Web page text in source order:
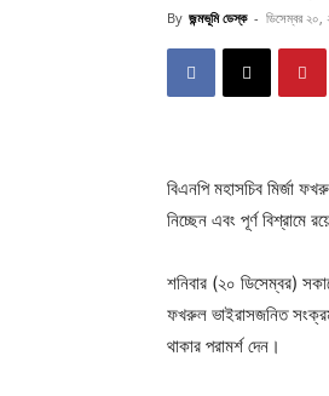
By জন্মভূমি ডেস্ক - ডিসেম্বর ২০,
বিএনপি মহাসচিব মির্জা
নিচ্ছেন এবং পূর্ণ বিশ্রামে
শনিবার (২০ ডিসেম্বর)
ফখরুল ভাইরাসজনিত
থাকার পরামর্শ দেন।